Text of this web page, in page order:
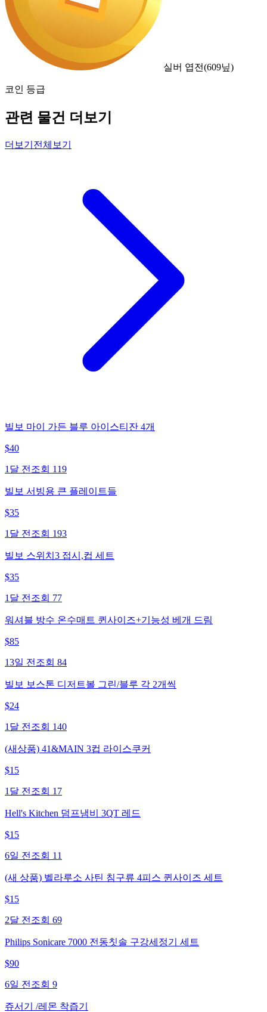
실버 엽전(609닢)
코인 등급
관련 물건 더보기
더보기 전체보기
빌보 마이 가든 블루 아이스티잔 4개
$40
1달 전 조회 119
빌보 서빙용 큰 플레이트들
$35
1달 전 조회 193
빌보 스위치3 접시,컵 세트
$35
1달 전 조회 77
워셔블 방수 온수매트 퀸사이즈+기능성 베개 드림
$85
13일 전 조회 84
빌보 보스톤 디저트볼 그린/블루 각 2개씩
$24
1달 전 조회 140
(새상품) 41&MAIN 3컵 라이스쿠커
$15
1달 전 조회 17
Hell's Kitchen 덤프냄비 3QT 레드
$15
6일 전 조회 11
(새 상품) 벨라루소 사틴 침구류 4피스 퀸사이즈 세트
$15
2달 전 조회 69
Philips Sonicare 7000 전동칫솔 구강세정기 세트
$90
6일 전 조회 9
쥬서기 /레몬 착즙기